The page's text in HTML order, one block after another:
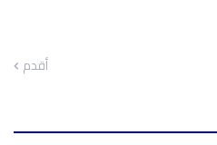
أقدم